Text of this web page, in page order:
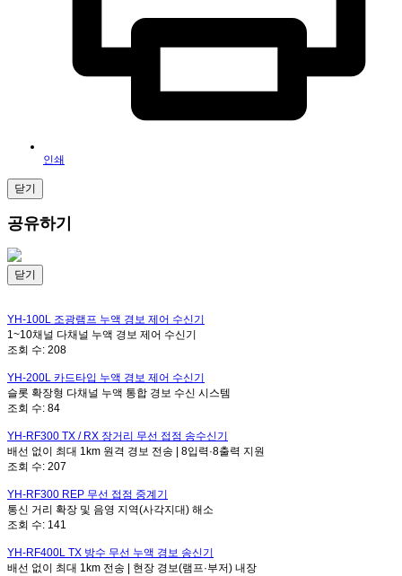
인쇄
닫기
공유하기
닫기
YH-100L 조광램프 누액 경보 제어 수신기
1~10채널 다채널 누액 경보 제어 수신기
조회 수: 208
YH-200L 카드타입 누액 경보 제어 수신기
슬롯 확장형 다채널 누액 통합 경보 수신 시스템
조회 수: 84
YH-RF300 TX / RX 장거리 무선 접점 송수신기
배선 없이 최대 1km 원격 경보 전송 | 8입력·8출력 지원
조회 수: 207
YH-RF300 REP 무선 접점 중계기
통신 거리 확장 및 음영 지역(사각지대) 해소
조회 수: 141
YH-RF400L TX 방수 무선 누액 경보 송신기
배선 없이 최대 1km 전송 | 현장 경보(램프·부저) 내장